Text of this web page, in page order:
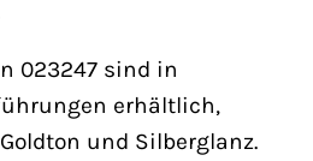
023247 sind in
erhältlich,
und Silberglanz.